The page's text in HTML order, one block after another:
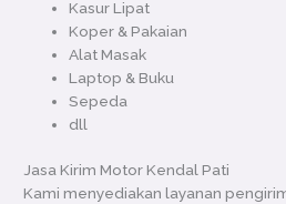
Kasur Lipat
Koper & Pakaian
Alat Masak
Laptop & Buku
Sepeda
dll
Jasa Kirim Motor Kendal Pati
Kami menyediakan layanan